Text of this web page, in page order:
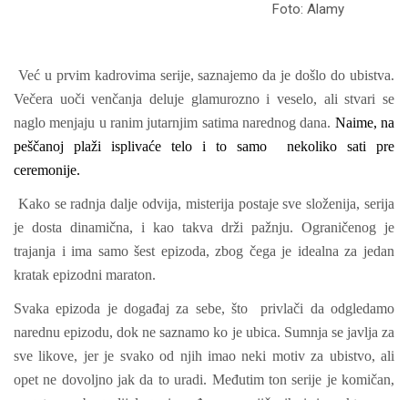
Foto: Alamy
Već u prvim kadrovima serije, saznajemo da je došlo do ubistva.
Večera uoči venčanja deluje glamurozno i veselo, ali stvari se
naglo menjaju u ranim jutarnjim satima narednog dana. Naime, na
peščanoj plaži isplivaće telo i to samo nekoliko sati pre
ceremonije.
Kako se radnja dalje odvija, misterija postaje sve složenija, serija
je dosta dinamična, i kao takva drži pažnju. Ograničenog je
trajanja i ima samo šest epizoda, zbog čega je idealna za jedan
kratak epizodni maraton.
Svaka epizoda je događaj za sebe, što privlači da odgledamo
narednu epizodu, dok ne saznamo ko je ubica. Sumnja se javlja za
sve likove, jer je svako od njih imao neki motiv za ubistvo, ali
opet ne dovoljno jak da to uradi. Međutim ton serije je komičan,